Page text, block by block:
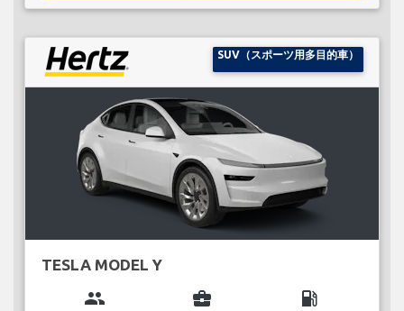
SUV（スポーツ用多目的車）
TESLA MODEL Y
group business_center local_gas_station